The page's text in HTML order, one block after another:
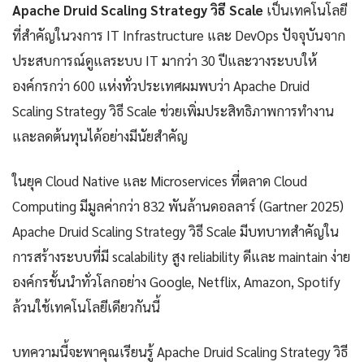
Apache Druid Scaling Strategy วิธี Scale เป็นเทคโนโลยี
ที่สำคัญในวงการ IT Infrastructure และ DevOps ปัจจุบันจาก
ประสบการณ์ดูแลระบบ IT มากว่า 30 ปีและวางระบบให้
องค์กรกว่า 600 แห่งทั่วประเทศผมพบว่า Apache Druid
Scaling Strategy วิธี Scale ช่วยเพิ่มประสิทธิภาพการทำงาน
และลดต้นทุนได้อย่างมีนัยสำคัญ
ในยุค Cloud Native และ Microservices ที่ตลาด Cloud
Computing มีมูลค่ากว่า 832 พันล้านดอลลาร์ (Gartner 2025)
Apache Druid Scaling Strategy วิธี Scale มีบทบาทสำคัญใน
การสร้างระบบที่มี scalability สูง reliability ดีและ maintain ง่าย
องค์กรชั้นนำทั่วโลกอย่าง Google, Netflix, Amazon, Spotify
ล้วนใช้เทคโนโลยีเดียวกันนี้
บทความนี้จะพาคุณเรียนรู้ Apache Druid Scaling Strategy วิธี